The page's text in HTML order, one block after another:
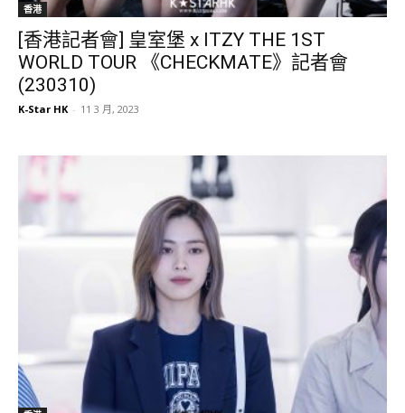
香港
[香港記者會] 皇室堡 x ITZY THE 1ST
WORLD TOUR 《CHECKMATE》記者會
(230310)
K-Star HK - 11 3 月, 2023